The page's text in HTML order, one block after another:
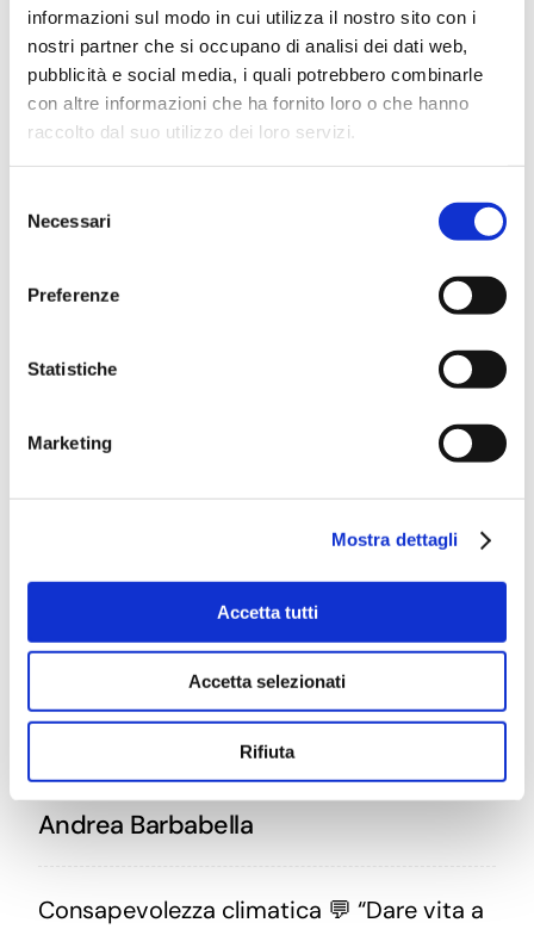
informazioni sul modo in cui utilizza il nostro sito con i
nostri partner che si occupano di analisi dei dati web,
pubblicità e social media, i quali potrebbero combinarle
con altre informazioni che ha fornito loro o che hanno
raccolto dal suo utilizzo dei loro servizi.
delNecessari
Preferenze
Statistiche
Marketing
Mostra dettagli
Accetta tutti
Accetta selezionati
Rifiuta
CEO di A Doll Like Me 💬 “Il potere non
riguarda le capacità, ma ...
Andrea Barbabella
Consapevolezza climatica 💬 “Dare vita a